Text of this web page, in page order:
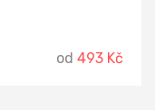
od 493 Kč